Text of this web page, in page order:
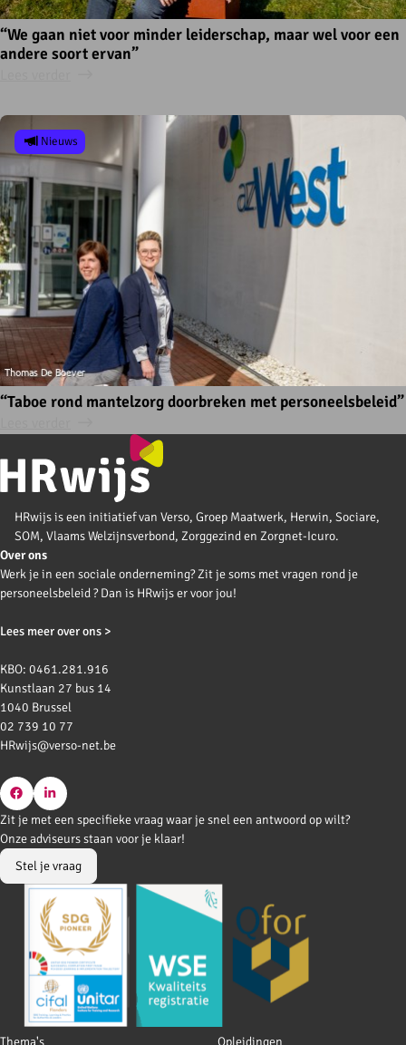
“We gaan niet voor minder leiderschap, maar wel voor een
andere soort ervan”
“Taboe rond mantelzorg doorbreken met personeelsbeleid”
Nieuws
HRwijs is een initiatief van Verso, Groep Maatwerk, Herwin, Sociare,
SOM, Vlaams Welzijnsverbond, Zorggezind en Zorgnet-Icuro.
Over ons
Werk je in een sociale onderneming? Zit je soms met vragen rond je
personeelsbeleid ? Dan is HRwijs er voor jou!
Lees meer over ons >
KBO: 0461.281.916
Kunstlaan 27 bus 14
1040 Brussel
02 739 10 77
HRwijs@verso-net.be
Go
to
Facebook
Go
to
LinkedIn
Footer
Thema's Opleidingen
Zit je met een specifieke vraag waar je snel een antwoord op wilt?
Onze adviseurs staan voor je klaar!
Stel je vraag